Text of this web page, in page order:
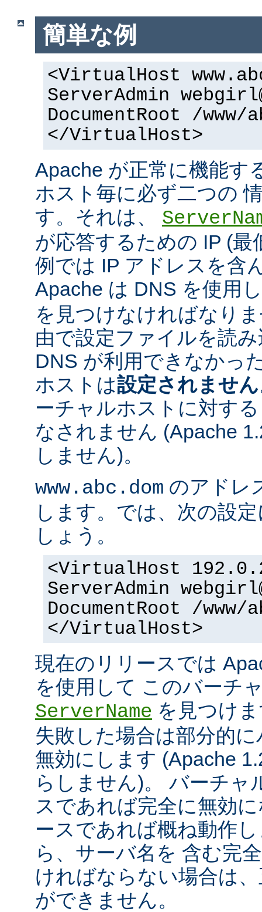
簡単な例
<VirtualHost
ServerAdmin
DocumentRoot /www/
</VirtualHost>
Apache が正常に機能す
ホスト毎に必ず二つの
す。それは、
が応答するための IP (最
例では IP アドレスを含
Apache は DNS を使用
を見つけなければなり
由で設定ファイルを読
DNS が利用できなかっ
ホストは設定されません
ーチャルホストに対す
なされません (Apache
しません)。
www.abc.dom のアドレ
します。では、次の設
しょう。
<VirtualHost
ServerAdmin
DocumentRoot /www/
</VirtualHost>
現在のリリースでは
を使用して このバーチ
ServerName を見つけ
失敗した場合は部分的
無効にします (Apache
らしません)。 バーチャ
スであれば完全に無効
ースであれば概ね動作
ら、サーバ名を 含む完
ければならない場合は
ができません。